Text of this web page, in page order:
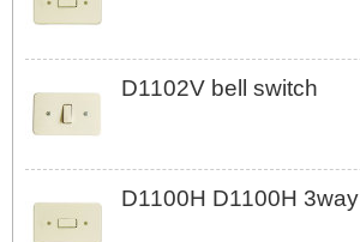
D1102V bell switch
D1100H D1100H 3way